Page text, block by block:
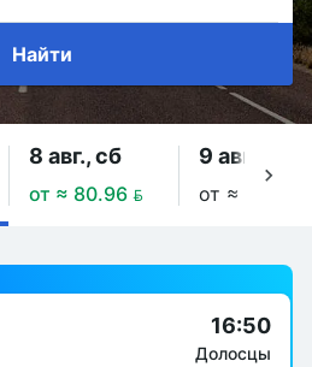
Найти
8 авг., сб
от ≈ 80.96 
9 авг., вс
от ≈ 139.09
16:50
Долосцы